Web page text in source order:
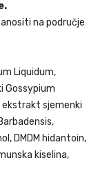
na područje
Liquidum,
Gossypium
ekstrakt sjemenki
DMDM ​​​​hidantoin,
kiselina,